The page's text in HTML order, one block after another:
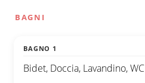
BAGNI
BAGNO 1
Bidet, Doccia, Lavandino, WC